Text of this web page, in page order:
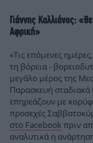
Γιάννης Καλλιάνος:
Αφρική»
«Τις επόμενες
τη βόρεια -
μεγάλο μέρος της
Παρασκευή
επηρεάζουν με
προσεχές
στο Facebook πριν
αναλυτικά η